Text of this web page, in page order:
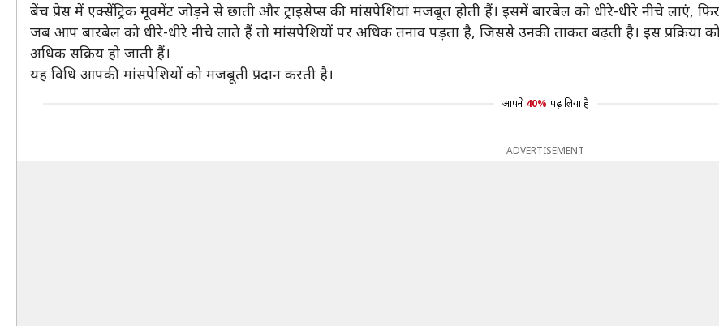
बेंच प्रेस में एक्सेंट्रिक मूवमेंट जोड़ने से छाती और ट्राइसेप्स की मांसपेशियां मजबूत होती हैं। इसमें बारबेल को धीरे-धीरे नीचे लाएं,
जब आप बारबेल को धीरे-धीरे नीचे लाते हैं तो मांसपेशियों पर अधिक तनाव पड़ता है, जिससे उनकी ताकत बढ़ती है। इस
अधिक सक्रिय हो जाती हैं।
यह विधि आपकी मांसपेशियों को मजबूती प्रदान करती है।
आपने 40% पढ़ लिया है
ADVERTISEMENT